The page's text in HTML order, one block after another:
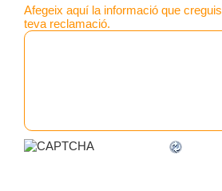
Afegeix aquí la informació que
teva reclamació.